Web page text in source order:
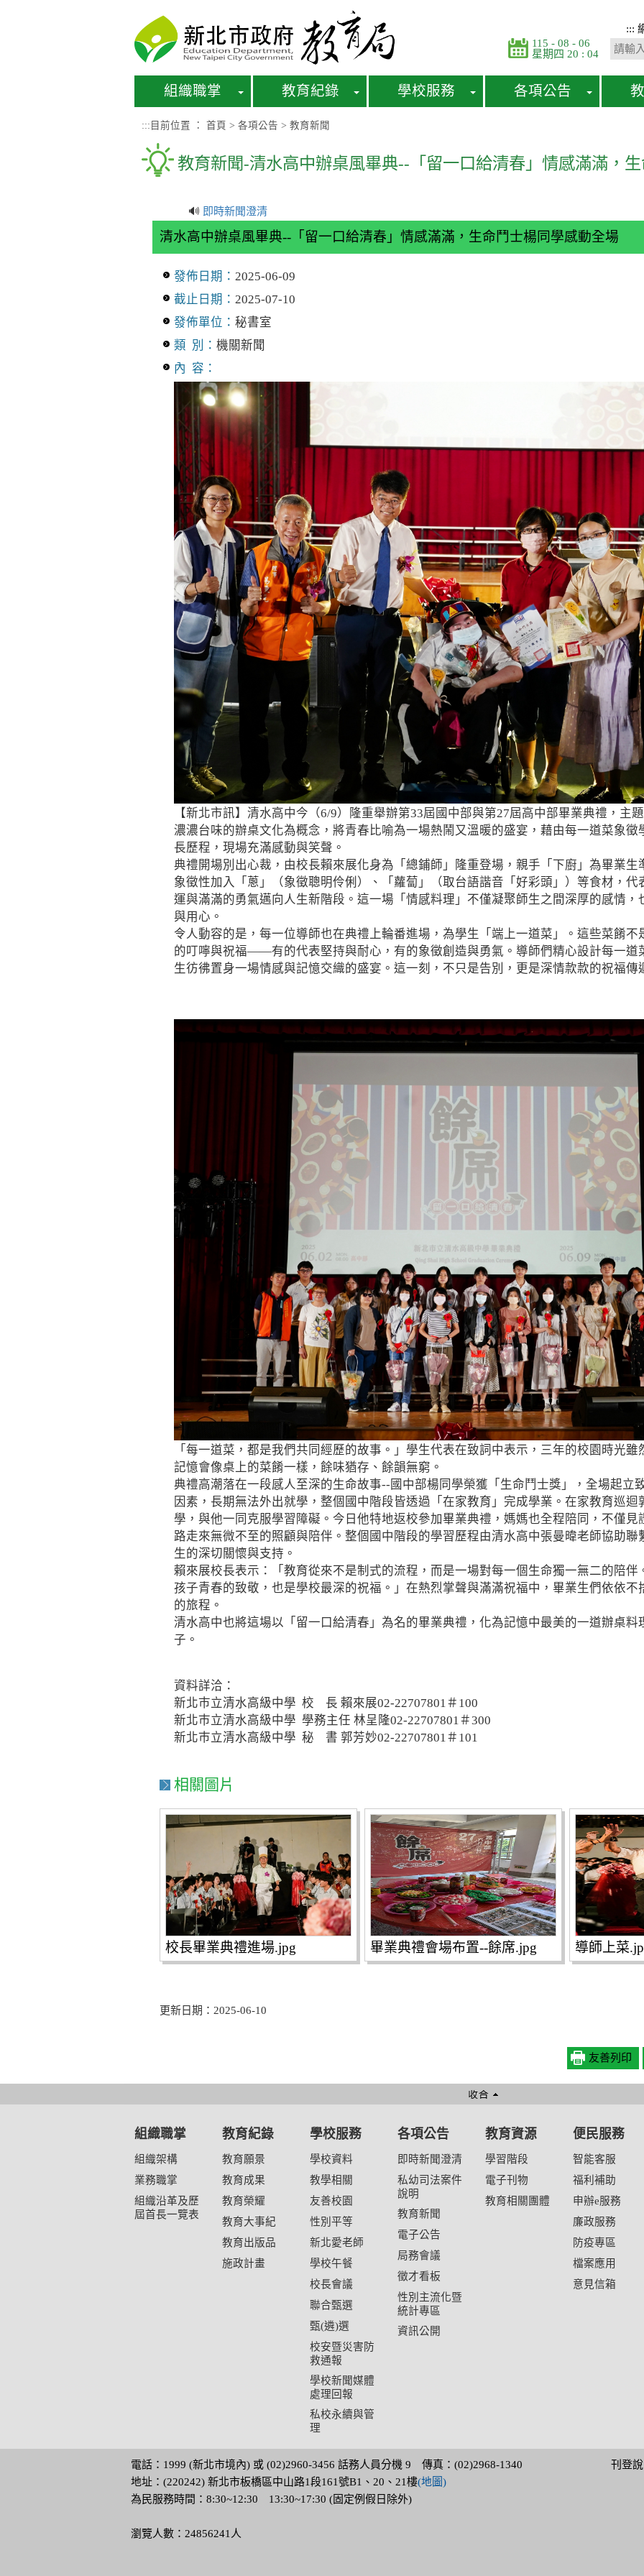
:::
115 - 08 - 06
星期四 20 : 04
組織職掌 教育紀錄 學校服務 各項公告
::: 目前位置 ： 首頁 > 各項公告 > 教育新聞
教育新聞-清水高中辦桌風畢典--「留一口給清春」情感滿滿，
🔊 即時新聞澄清
清水高中辦桌風畢典--「留一口給清春」情感滿滿，生命鬥士楊同學感動全場
發佈日期： 2025-06-09
截止日期： 2025-07-10
發佈單位： 秘書室
類 別： 機關新聞
內 容：
【新北市訊】清水高中今（6/9）隆重舉辦第33屆國中部與第27屆高中部畢業典禮，主
濃濃台味的辦桌文化為概念，將青春比喻為一場熱鬧又溫暖的盛宴，藉由每一道菜象
長歷程，現場充滿感動與笑聲。
典禮開場別出心裁，由校長賴來展化身為「總鋪師」隆重登場，親手「下廚」為畢業
象徵性加入「蔥」（象徵聰明伶俐）、「蘿蔔」（取台語諧音「好彩頭」）等食材，
運與滿滿的勇氣邁向人生新階段。這一場「情感料理」不僅凝聚師生之間深厚的感情
與用心。
令人動容的是，每一位導師也在典禮上輪番進場，為學生「端上一道菜」。這些菜餚
的叮嚀與祝福——有的代表堅持與耐心，有的象徵創造與勇氣。導師們精心設計每一道
生彷彿置身一場情感與記憶交織的盛宴。這一刻，不只是告別，更是深情款款的祝福傳
「每一道菜，都是我們共同經歷的故事。」學生代表在致詞中表示，三年的校園時光
記憶會像桌上的菜餚一樣，餘味猶存、餘韻無窮。
典禮高潮落在一段感人至深的生命故事--國中部楊同學榮獲「生命鬥士獎」，全場起立
因素，長期無法外出就學，整個國中階段皆透過「在家教育」完成學業。在家教育巡
學，與他一同克服學習障礙。今日他特地返校參加畢業典禮，媽媽也全程陪同，不僅
路走來無微不至的照顧與陪伴。整個國中階段的學習歷程由清水高中張曼暐老師協助
生的深切關懷與支持。
賴來展校長表示：「教育從來不是制式的流程，而是一場對每一個生命獨一無二的陪
孩子青春的致敬，也是學校最深的祝福。」在熱烈掌聲與滿滿祝福中，畢業生們依依
的旅程。
清水高中也將這場以「留一口給清春」為名的畢業典禮，化為記憶中最美的一道辦桌
子。
資料詳洽：
新北巿立清水高級中學 校 長 賴來展02-22707801＃100
新北巿立清水高級中學 學務主任 林呈隆02-22707801＃300
新北巿立清水高級中學 秘 書 郭芳妙02-22707801＃101
相關圖片
校長畢業典禮進場.jpg 畢業典禮會場布置--餘席.jpg 導師上菜
更新日期：2025-06-10
友善列印
組織職掌
組織架構
業務職掌
組織沿革及歷
屆首長一覽表
教育紀錄
教育願景
教育成果
教育榮耀
教育大事紀
教育出版品
施政計畫
學校服務
學校資料
教學相關
友善校園
性別平等
新北愛老師
學校午餐
校長會議
聯合甄選
甄(遴)選
校安暨災害防
救通報
學校新聞媒體
處理回報
私校永續與管
理
各項公告
即時新聞澄清
私幼司法案件
說明
教育新聞
電子公告
局務會議
徵才看板
性別主流化暨
統計專區
資訊公開
教育資源
學習階段
電子刊物
教育相關團體
便民服務
智能客服
福利補助
申辦e服務
廉政服務
防疫專區
檔案應用
意見信箱
刊登
電話：1999 (新北市境內) 或 (02)2960-3456 話務人員分機 9 傳真：(02)2968-1340
地址：(220242) 新北市板橋區中山路1段161號B1、20、21樓(地圖)
為民服務時間：8:30~12:30 13:30~17:30 (固定例假日除外)
瀏覽人數：24856241人